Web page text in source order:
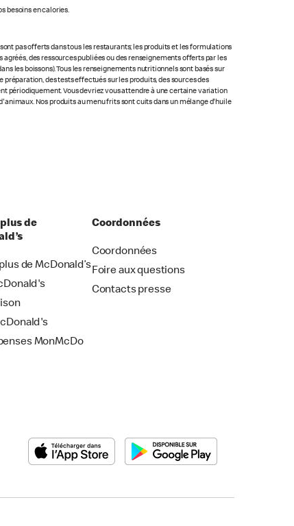
besoins en calories.
pas offerts dans tous les restaurants; les produits et les formulations
des ressources publiées ou des renseignements offerts par les
les boissons). Tous les renseignements nutritionnels sont basés sur
des tests effectués sur les produits, des sources des
périodiquement. Vous devriez vous attendre à une certaine variation
Nos produits au menu frits sont cuits dans un mélange d'huile
de
de McDonald’s
MonMcDo
Coordonnées
Coordonnées
Foire aux questions
Contacts presse